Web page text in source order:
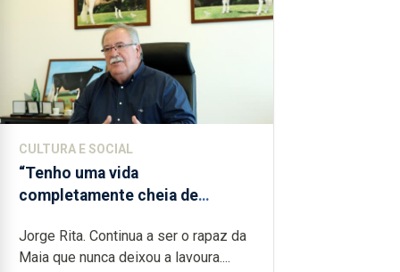
CULTURA E SOCIAL
“Tenho uma vida
completamente cheia de
muita paixão”
Jorge Rita. Continua a ser o rapaz da
Maia que nunca deixou a lavoura....